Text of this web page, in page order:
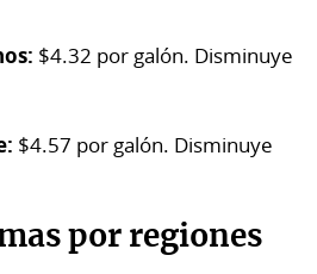
$4.32 por galón. Disminuye
$4.57 por galón. Disminuye
por regiones